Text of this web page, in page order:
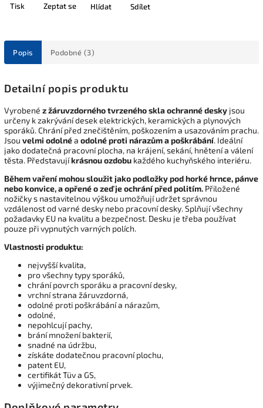
Tisk Zeptat se Hlídat Sdílet
Popis Podobné (3)
Detailní popis produktu
Vyrobené z žáruvzdorného tvrzeného skla ochranné desky jsou
určeny k zakrývání desek elektrických, keramických a plynových
sporáků. Chrání před znečištěním, poškozením a usazováním prachu.
Jsou velmi odolnéa odolné proti nárazům a poškrábání. Ideální
jako dodatečná pracovní plocha, na krájení, sekání, hnětení a válení
těsta. Představujíkrásnou ozdobu každého kuchyňského interiéru.
Během vaření mohou sloužit jako podložky pod horké hrnce, pánve
nebo konvice, a opřené o zeď je ochrání před politím. Přiložené
nožičky s nastavitelnou výškou umožňují udržet správnou
vzdálenost od varné desky nebo pracovní desky. Splňují všechny
požadavky EU na kvalitu a bezpečnost. Desku je třeba používat
pouze při vypnutých varných polích.
Vlastnosti produktu:
nejvyšší kvalita,
pro všechny typy sporáků,
chrání povrch sporáku a pracovní desky,
vrchní strana žáruvzdorná,
odolné proti poškrábání a nárazům,
odolné,
nepohlcují pachy,
brání množení bakterií,
snadné na údržbu,
získáte dodatečnou pracovní plochu,
patent EU,
certifikát Tüv a GS,
výjimečný dekorativní prvek.